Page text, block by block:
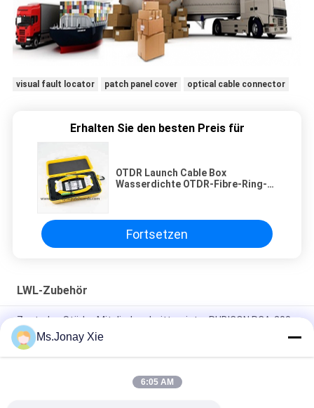
visual fault locator patch panel cover optical cable connector
Erhalten Sie den besten Preis für
OTDR Launch Cable Box
Wasserdichte OTDR-Fibre-Ring-
Fortsetzen
LWL-Zubehör
Zentrales Stärke-Mitgliedsschnittmeister RUBICON RCA-200,
Kabel-Schnittmeister RCA RUBICON
Bergbau-PDU Intelligente Fernbedienung IPDU 80A 12 Port C19
3 Phase 415v/240v 18 Port 24 Port C19 PDU mit individuellem
Ms.Jonay Xie
6:05 AM